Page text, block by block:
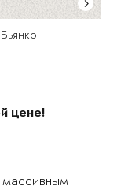
цене!
массивным